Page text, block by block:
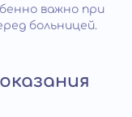
важно при
больницей.